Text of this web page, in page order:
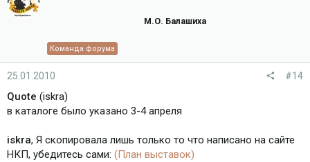
М.О. Балашиха
Команда форума
25.01.2010 #14
Quote (iskra)
в каталоге было указано 3-4 апреля
iskra, Я скопировала лишь только то что написано на сайте
НКП, убедитесь сами: (План выставок)